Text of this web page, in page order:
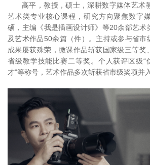
高平，教授，硕士，深耕数字媒体艺术
艺术类专业核心课程，研究方向聚焦数字
硕，主编《我是插画设计师》等20余部艺术
及艺术作品50余篇（件）。主持或参与省市
成果屡获殊荣，微课作品斩获国家级三等奖
省级教学技能比赛二等奖。个人获评区级“
才”等称号，艺术作品多次斩获省市级奖项并